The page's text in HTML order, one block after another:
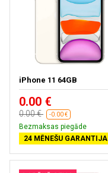
iPhone 11 64GB
0.00 €
0.00 € -0.00 €
Bezmaksas piegāde
24 MĒNEŠU GARANTIJA